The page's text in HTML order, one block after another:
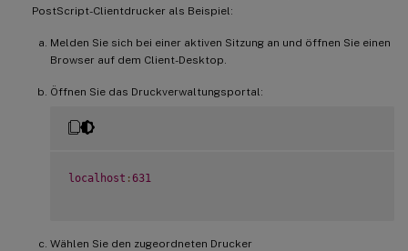
PostScript-Clientdrucker als Beispiel:
Melden Sie sich bei einer aktiven Sitzung an und öffnen Sie einen
Browser auf dem Client-Desktop.
Öffnen Sie das Druckverwaltungsportal:
localhost :631
Wählen Sie den zugeordneten Drucker